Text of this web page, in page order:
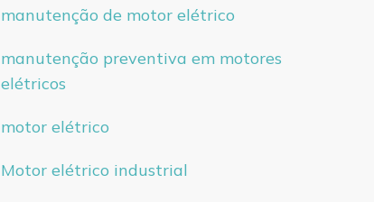
manutenção de motor elétrico
manutenção preventiva em motores
elétricos
motor elétrico
Motor elétrico industrial